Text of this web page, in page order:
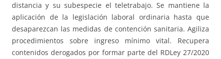
distancia y su subespecie el teletrabajo. Se mantiene la
aplicación de la legislación laboral ordinaria hasta que
desaparezcan las medidas de contención sanitaria. Agiliza
procedimientos sobre ingreso mínimo vital. Recupera
contenidos derogados por formar parte del RDLey 27/2020